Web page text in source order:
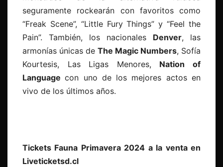
seguramente rockearán con favoritos como
“Freak Scene”, “Little Fury Things” y “Feel the
Pain”. También, los nacionales Denver, las
armonías únicas de The Magic Numbers, Sofía
Kourtesis, Las Ligas Menores, Nation of
Languagecon uno de los mejores actos en
vivo de los últimos años.
Tickets Fauna Primavera 2024 a la venta en
Liveticketsd.cl